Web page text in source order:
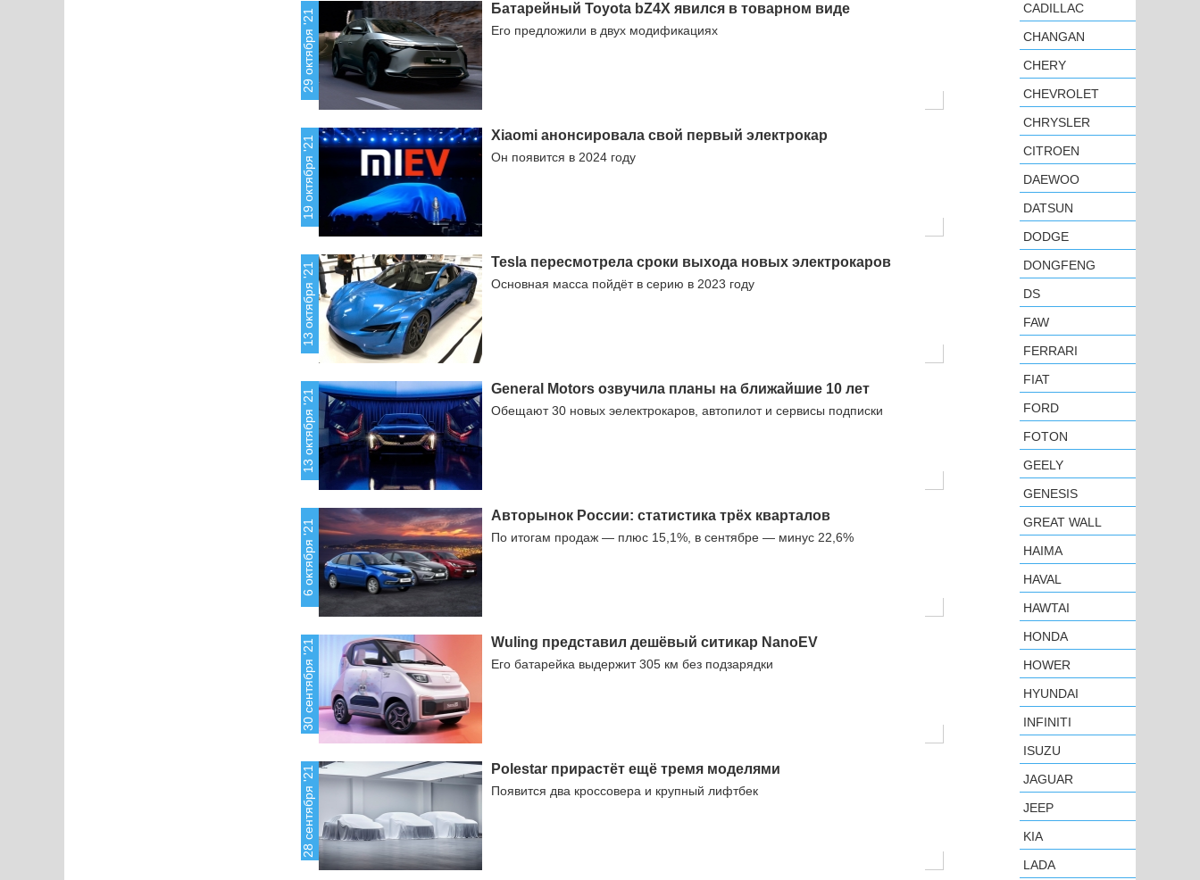
29 октября '21 Батарейный Toyota bZ4X явился в товарном виде
Его предложили в двух модификациях
19 октября '21 Xiaomi анонсировала свой первый электрокар
Он появится в 2024 году
13 октября '21 Tesla пересмотрела сроки выхода новых электрокаров
Основная масса пойдёт в серию в 2023 году
13 октября '21 General Motors озвучила планы на ближайшие 10 лет
Обещают 30 новых эелектрокаров, автопилот и сервисы подписки
6 октября '21
Авторынок России: статистика трёх кварталов
По итогам продаж — плюс 15,1%, в сентябре — минус 22,6%
30 сентября '21 Wuling представил дешёвый ситикар NanoEV
Его батарейка выдержит 305 км без подзарядки
28 сентября '21 Polestar прирастёт ещё тремя моделями
Появится два кроссовера и крупный лифтбек
CADILLAC
CHANGAN
CHERY
CHEVROLET
CHRYSLER
CITROEN
DAEWOO
DATSUN
DODGE
DONGFENG
DS
FAW
FERRARI
FIAT
FORD
FOTON
GEELY
GENESIS
GREAT WALL
HAIMA
HAVAL
HAWTAI
HONDA
HOWER
HYUNDAI
INFINITI
ISUZU
JAGUAR
JEEP
KIA
LADA